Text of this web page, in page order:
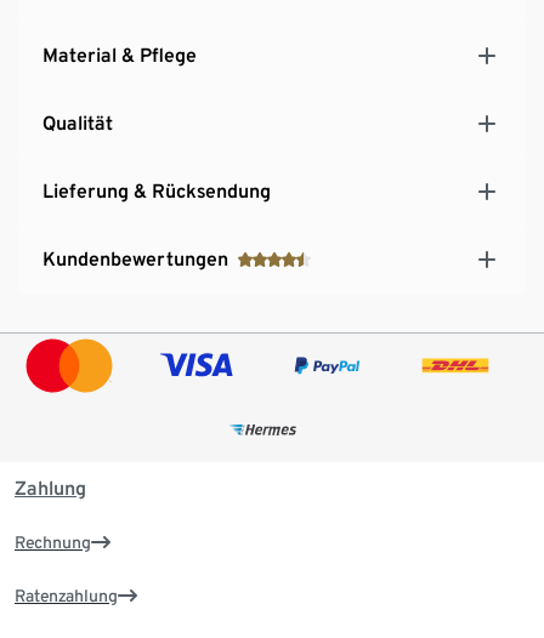
Material & Pflege
Qualität
Lieferung & Rücksendung
Kundenbewertungen
Zahlung
Rechnung
Ratenzahlung